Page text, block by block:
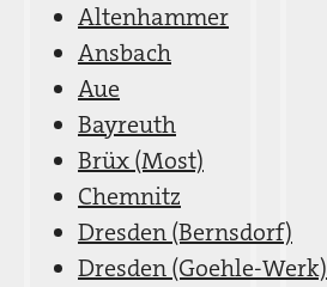
Altenhammer
Ansbach
Aue
Bayreuth
Brüx (Most)
Chemnitz
Dresden (Bernsdorf)
Dresden (Goehle-Werk)